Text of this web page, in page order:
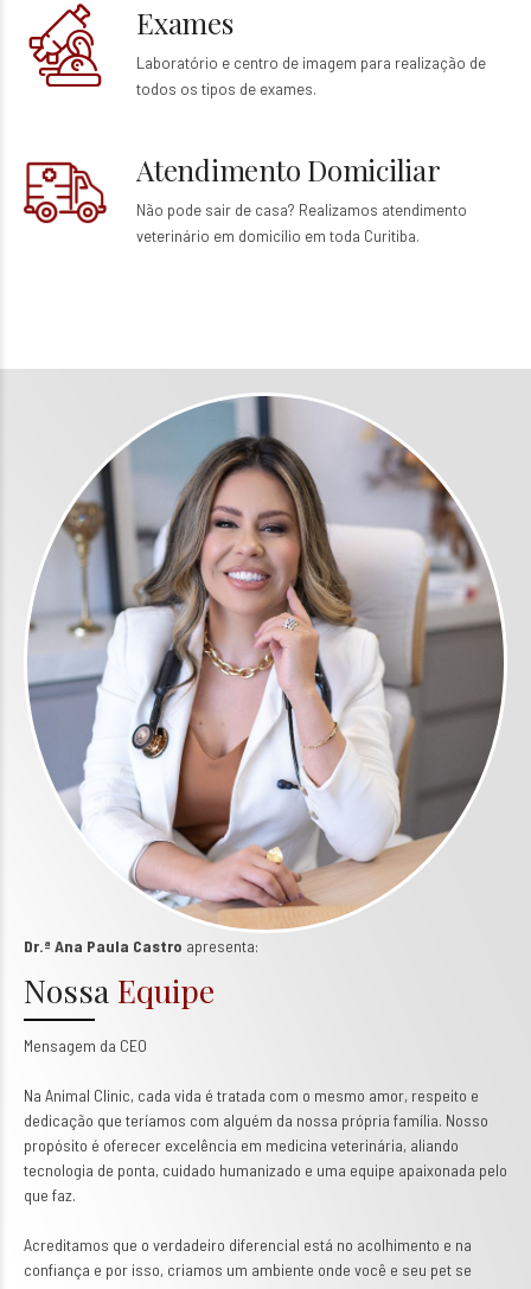
Exames
Laboratório e centro de imagem para realização de
todos os tipos de exames.
Atendimento Domiciliar
Não pode sair de casa? Realizamos atendimento
veterinário em domicílio em toda Curitiba.
Dr.ª Ana Paula Castro apresenta:
NossaEquipe
Mensagem da CEO
Na Animal Clinic, cada vida é tratada com o mesmo amor, respeito e
dedicação que teríamos com alguém da nossa própria família. Nosso
propósito é oferecer excelência em medicina veterinária, aliando
tecnologia de ponta, cuidado humanizado e uma equipe apaixonada pelo
que faz.
Acreditamos que o verdadeiro diferencial está no acolhimento e na
confiança e por isso, criamos um ambiente onde você e seu pet se